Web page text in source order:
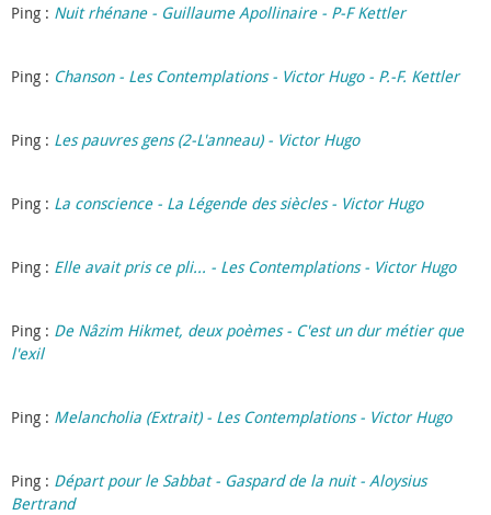
Ping : Nuit rhénane - Guillaume Apollinaire - P-F Kettler
Ping : Chanson - Les Contemplations - Victor Hugo - P.-F. Kettler
Ping : Les pauvres gens (2-L'anneau) - Victor Hugo
Ping : La conscience - La Légende des siècles - Victor Hugo
Ping : Elle avait pris ce pli... - Les Contemplations - Victor Hugo
Ping : De Nâzim Hikmet, deux poèmes - C'est un dur métier que
l'exil
Ping : Melancholia (Extrait) - Les Contemplations - Victor Hugo
Ping : Départ pour le Sabbat - Gaspard de la nuit - Aloysius
Bertrand